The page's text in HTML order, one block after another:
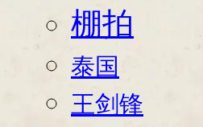
棚拍
泰国
王剑锋